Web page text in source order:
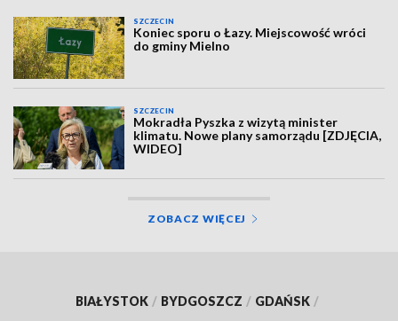
SZCZECIN
Koniec sporu o Łazy. Miejscowość wróci
do gminy Mielno
SZCZECIN
Mokradła Pyszka z wizytą minister
klimatu. Nowe plany samorządu [ZDJĘCIA,
WIDEO]
ZOBACZ WIĘCEJ
BIAŁYSTOK / BYDGOSZCZ / GDAŃSK /